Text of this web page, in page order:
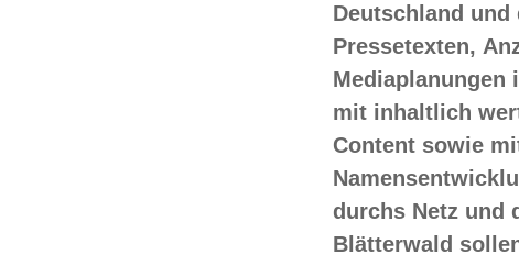
Deutschland und
Pressetexten,
Mediaplanungen
mit inhaltlich
Content sowie
durchs Netz und
Blätterwald